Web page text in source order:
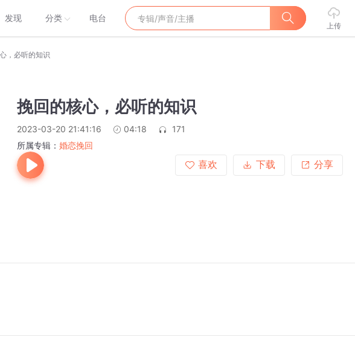
发现 分类 电台
上传
，必听的知识
挽回的核心，必听的知识
2023-03-20 21:41:16 04:18
171
所属专辑： 婚恋挽回
喜欢
下载 分享